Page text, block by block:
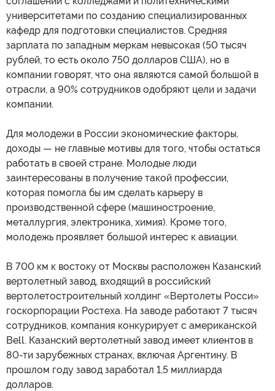
университетами по созданию специализированных
кафедр для подготовки специалистов. Средняя
зарплата по западным меркам невысокая (50 тысяч
рублей, то есть около 750 долларов США), но в
компании говорят, что она являются самой большой в
отрасли, а 90% сотрудников одобряют цели и задачи
компании.
Для молодежи в России экономические факторы,
доходы — не главные мотивы для того, чтобы остаться
работать в своей стране. Молодые люди
заинтересованы в получение такой профессии,
которая помогла бы им сделать карьеру в
производственной сфере (машиностроение,
металлургия, электроника, химия). Кроме того,
молодежь проявляет большой интерес к авиации.
В 700 км к востоку от Москвы расположен Казанский
вертолетный завод, входящий в российский
вертолетостроительный холдинг «Вертолеты Росси»
госкорпорации Ростеха. На заводе работают 7 тысяч
сотрудников, компания конкурирует с американской
Bell. Казанский вертолетный завод имеет клиентов в
80-ти зарубежных странах, включая Аргентину. В
прошлом году завод заработал 1,5 миллиарда
долларов.